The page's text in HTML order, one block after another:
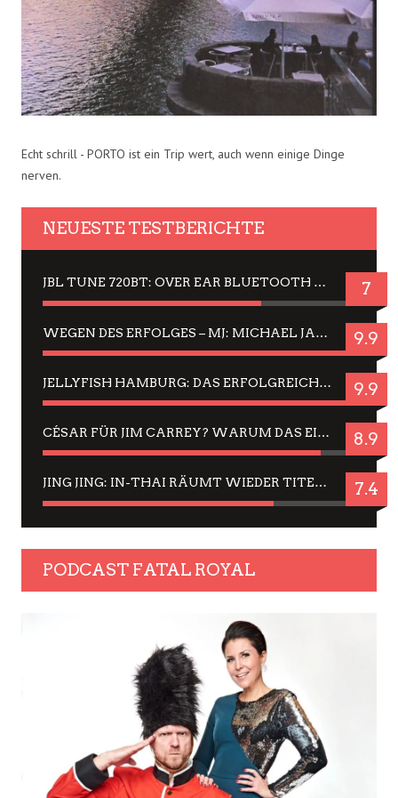
Echt schrill - PORTO ist ein Trip wert, auch wenn einige Dinge
nerven.
NEUESTE TESTBERICHTE
JBL TUNE 720BT: OVER EAR BLUETOOTH KOPFHÖRER UM DIE 50,-€ IM DAUER-TEST 7
WEGEN DES ERFOLGES – MJ: MICHAEL JACKSON MUSICAL IN EINER MATINEE SEHEN 9.9
JELLYFISH HAMBURG: DAS ERFOLGREICHE SOMMER-MENÜ 2025 IN GEFÜHLEN UND BILDERN 9.9
CÉSAR FÜR JIM CARREY? WARUM DAS EINER DER NERVIGSTEN ACTORS IST UND BLEIBT 8.9
JING JING: IN-THAI RÄUMT WIEDER TITEL AB – EIN ZWEI-STUNDEN-ERLEBNISBERICHT 7.4
PODCAST FATAL ROYAL